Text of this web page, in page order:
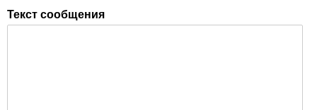
Текст сообщения